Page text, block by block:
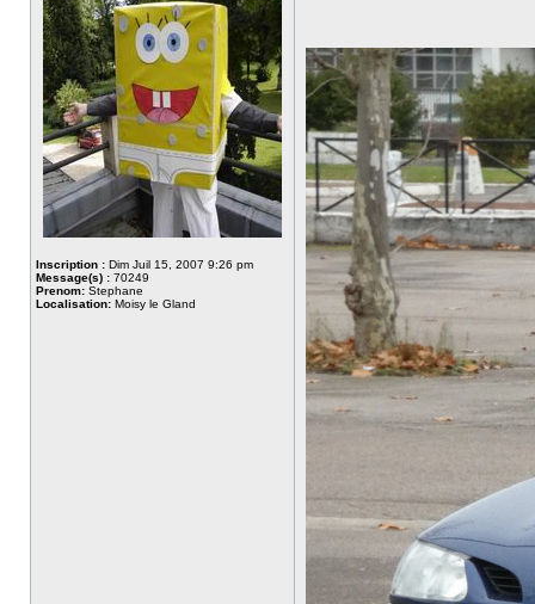
Inscription : Dim Juil 15, 2007 9:26 pm
Message(s) : 70249
Prenom: Stephane
Localisation: Moisy le Gland